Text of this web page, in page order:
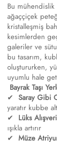
Bu mühendislik
ağaççiçek
kristalleşmiş
kesimlerden
galeriler ve
bu tasarım,
oluştururken,
uyumlu hale
​Bayrak Taşı
✔ ​ ​Saray Gibi
yaratır kubbe
✔ ​ ​Lüks
ışıkla artırır
✔ ​ ​Müze